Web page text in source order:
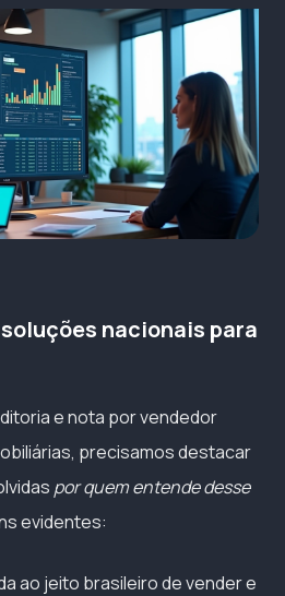
nacionais para
e nota por vendedor
precisamos destacar
por quem entende desse
evidentes:
ao jeito brasileiro de vender e